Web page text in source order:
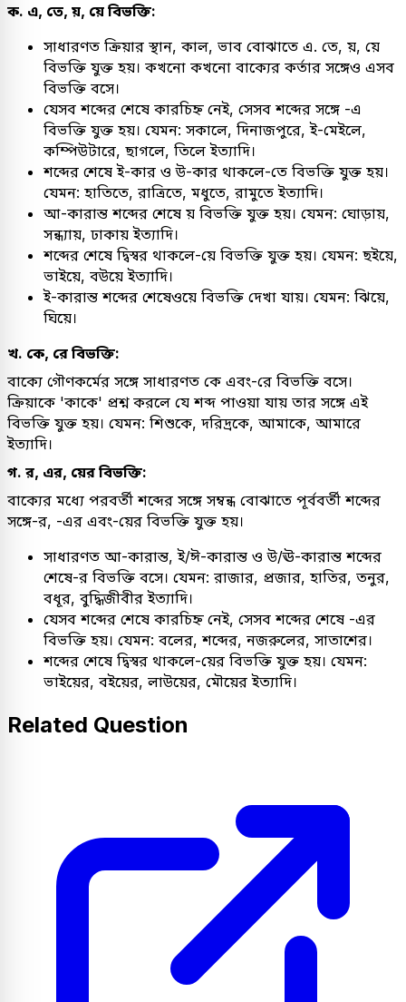
ক. এ, তে, য়, য়ে বিভক্তি:
সাধারণত ক্রিয়ার স্থান, কাল, ভাব বোঝাতে এ. তে, য়, য়ে
বিভক্তি যুক্ত হয়। কখনো কখনো বাক্যের কর্তার সঙ্গেও এসব
বিভক্তি বসে।
যেসব শব্দের শেষে কারচিহ্ন নেই, সেসব শব্দের সঙ্গে -এ
বিভক্তি যুক্ত হয়। যেমন: সকালে, দিনাজপুরে, ই-মেইলে,
কম্পিউটারে, ছাগলে, তিলে ইত্যাদি।
শব্দের শেষে ই-কার ও উ-কার থাকলে-তে বিভক্তি যুক্ত হয়।
যেমন: হাতিতে, রাত্রিতে, মধুতে, রামুতে ইত্যাদি।
আ-কারান্ত শব্দের শেষে য় বিভক্তি যুক্ত হয়। যেমন: ঘোড়ায়,
সন্ধ্যায়, ঢাকায় ইত্যাদি।
শব্দের শেষে দ্বিস্বর থাকলে-য়ে বিভক্তি যুক্ত হয়। যেমন: ছইয়ে,
ভাইয়ে, বউয়ে ইত্যাদি।
ই-কারান্ত শব্দের শেষেওয়ে বিভক্তি দেখা যায়। যেমন: ঝিয়ে,
ঘিয়ে।
খ. কে, রে বিভক্তি:
বাক্যে গৌণকর্মের সঙ্গে সাধারণত কে এবং-রে বিভক্তি বসে।
ক্রিয়াকে 'কাকে' প্রশ্ন করলে যে শব্দ পাওয়া যায় তার সঙ্গে এই
বিভক্তি যুক্ত হয়। যেমন: শিশুকে, দরিদ্রকে, আমাকে, আমারে
ইত্যাদি।
গ. র, এর, য়ের বিভক্তি:
বাক্যের মধ্যে পরবর্তী শব্দের সঙ্গে সম্বন্ধ বোঝাতে পূর্ববর্তী শব্দের
সঙ্গে-র, -এর এবং-য়ের বিভক্তি যুক্ত হয়।
সাধারণত আ-কারান্ত, ই/ঈ-কারান্ত ও উ/ঊ-কারান্ত শব্দের
শেষে-র বিভক্তি বসে। যেমন: রাজার, প্রজার, হাতির, তনুর,
বধূর, বুদ্ধিজীবীর ইত্যাদি।
যেসব শব্দের শেষে কারচিহ্ন নেই, সেসব শব্দের শেষে -এর
বিভক্তি হয়। যেমন: বলের, শব্দের, নজরুলের, সাতাশের।
শব্দের শেষে দ্বিস্বর থাকলে-য়ের বিভক্তি যুক্ত হয়। যেমন:
ভাইয়ের, বইয়ের, লাউয়ের, মৌয়ের ইত্যাদি।
Related Question